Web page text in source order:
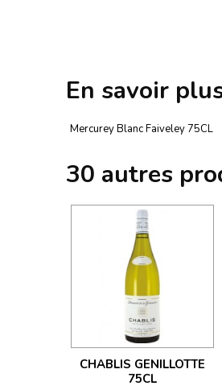
En savoir
Mercurey Blanc Faiveley 75CL
30 autres
CHABLIS GENILLOTTE
75CL